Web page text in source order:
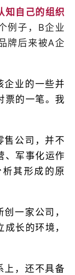
知自己的组织
例子，B企业
牌后来被A企
企业的一些并
票的一笔。我
售公司，并不
、军事化运作
其形成的原
一家公司，
长的环境，
上，还不具备